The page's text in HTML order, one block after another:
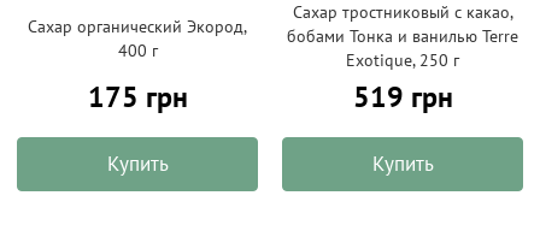
Сахар органический Экород,
400 г
175 грн
Купить
Сахар тростниковый с какао,
бобами Тонка и ванилью Terre
Exotique, 250 г
519 грн
Купить